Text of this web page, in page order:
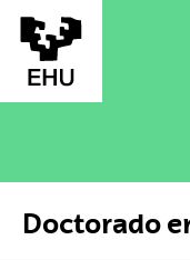
Saltar al contenido
Doctorado